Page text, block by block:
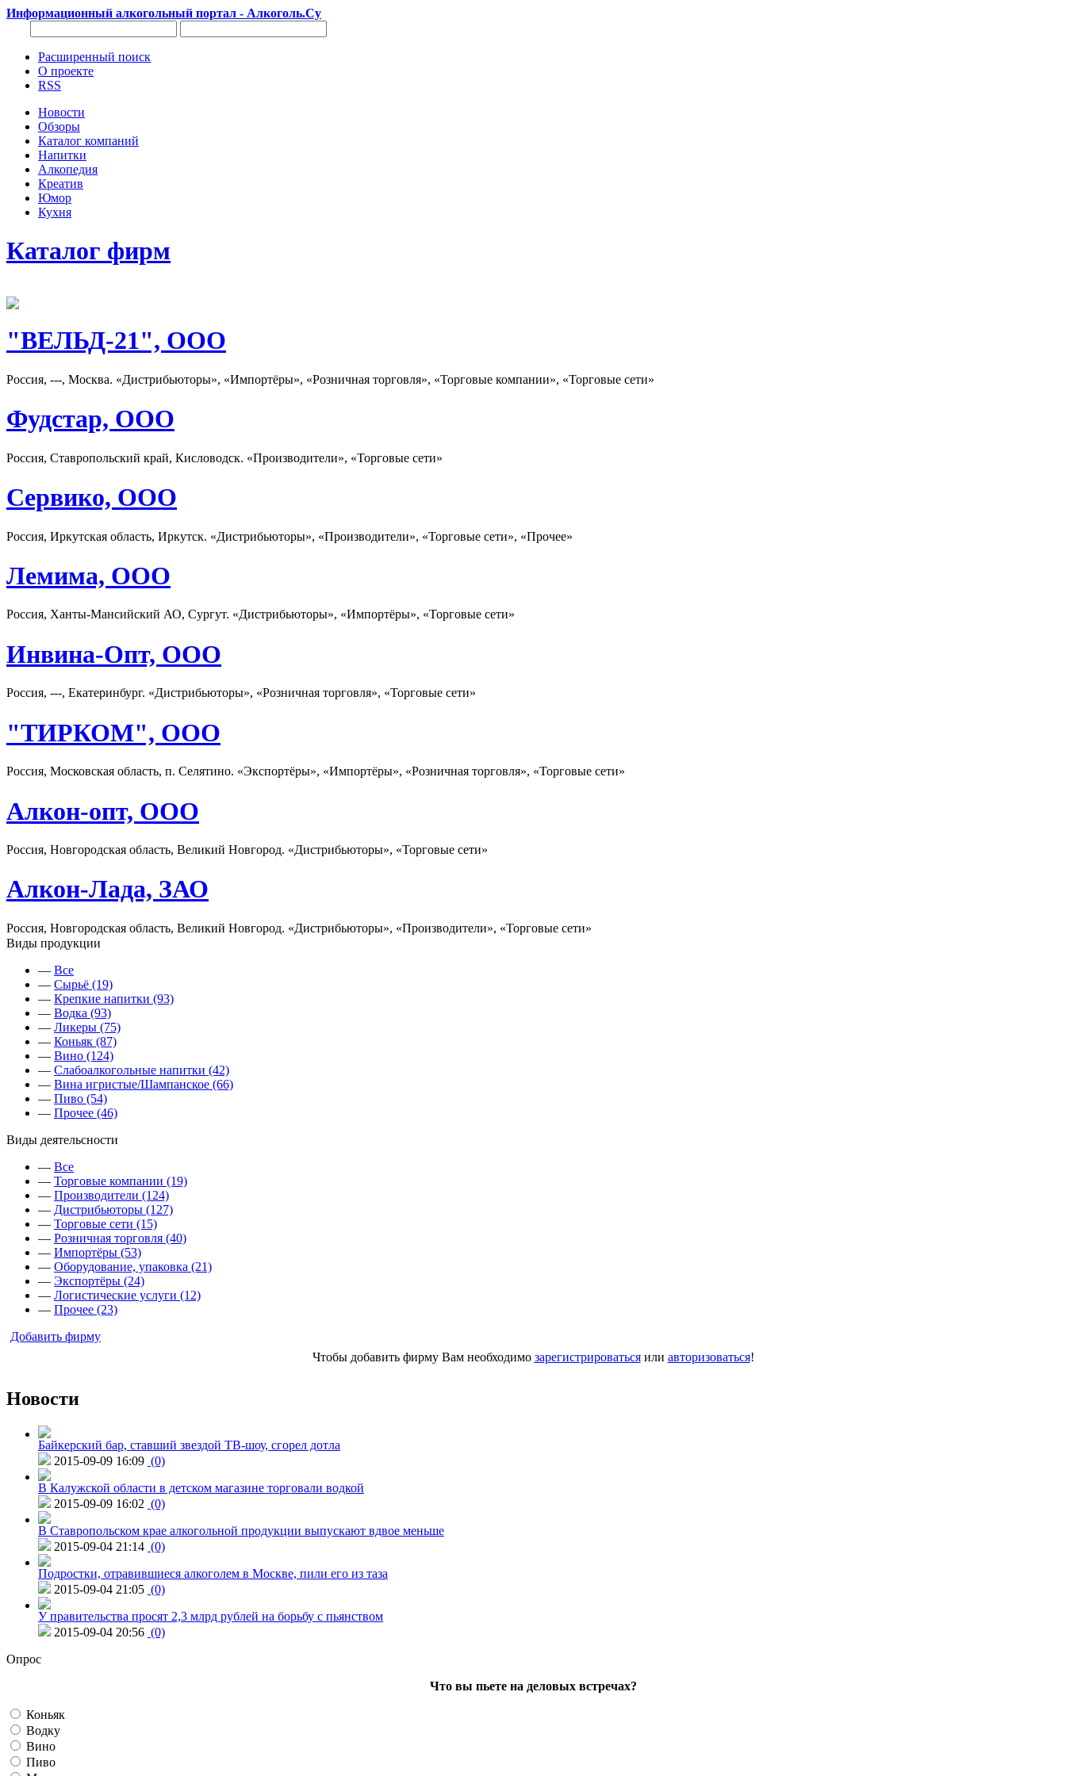
Информационный алкогольный портал - Алкоголь.Су
Расширенный поиск
О проекте
RSS
Новости
Обзоры
Каталог компаний
Напитки
Алкопедия
Креатив
Юмор
Кухня
Каталог фирм
"ВЕЛЬД-21", ООО
Россия, ---, Москва. «Дистрибьюторы», «Импортёры», «Розничная торговля», «Торговые компании», «Торговые сети»
Фудстар, ООО
Россия, Ставропольский край, Кисловодск. «Производители», «Торговые сети»
Сервико, ООО
Россия, Иркутская область, Иркутск. «Дистрибьюторы», «Производители», «Торговые сети», «Прочее»
Лемима, ООО
Россия, Ханты-Мансийский АО, Сургут. «Дистрибьюторы», «Импортёры», «Торговые сети»
Инвина-Опт, ООО
Россия, ---, Екатеринбург. «Дистрибьюторы», «Розничная торговля», «Торговые сети»
"ТИРКОМ", ООО
Россия, Московская область, п. Селятино. «Экспортёры», «Импортёры», «Розничная торговля», «Торговые сети»
Алкон-опт, ООО
Россия, Новгородская область, Великий Новгород. «Дистрибьюторы», «Торговые сети»
Алкон-Лада, ЗАО
Россия, Новгородская область, Великий Новгород. «Дистрибьюторы», «Производители», «Торговые сети»
Виды продукции
— Все
— Сырьё (19)
— Крепкие напитки (93)
— Водка (93)
— Ликеры (75)
— Коньяк (87)
— Вино (124)
— Слабоалкогольные напитки (42)
— Вина игристые/Шампанское (66)
— Пиво (54)
— Прочее (46)
Виды деятельсности
— Все
— Торговые компании (19)
— Производители (124)
— Дистрибьюторы (127)
— Торговые сети (15)
— Розничная торговля (40)
— Импортёры (53)
— Оборудование, упаковка (21)
— Экспортёры (24)
— Логистические услуги (12)
— Прочее (23)
Добавить фирму
Чтобы добавить фирму Вам необходимо зарегистрироватьсяили авторизоваться!
Новости
Байкерский бар, ставший звездой ТВ-шоу, сгорел дотла
2015-09-09 16:09 (0)
В Калужской области в детском магазине торговали водкой
2015-09-09 16:02 (0)
В Ставропольском крае алкогольной продукции выпускают вдвое меньше
2015-09-04 21:14 (0)
Подростки, отравившиеся алкоголем в Москве, пили его из таза
2015-09-04 21:05 (0)
У правительства просят 2,3 млрд рублей на борьбу с пьянством
2015-09-04 20:56 (0)
Опрос
Что вы пьете на деловых встречах?
Коньяк
Водку
Вино
Пиво